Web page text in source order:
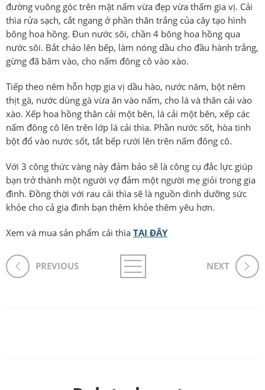
đường vuông góc trên mặt nấm vừa đẹp vừa thấm gia vị. Cải
thìa rửa sạch, cắt ngang ở phần thân trắng của cây tạo hình
bông hoa hồng. Đun nước sôi, chần 4 bông hoa hồng qua
nước sôi. Bắt chảo lên bếp, làm nóng dầu cho đầu hành trắng,
gừng đã băm vào, cho nấm đông cô vào xào.
Tiếp theo nêm hỗn hợp gia vị dầu hào, nước năm, bột nêm
thịt gà, nước dùng gà vừa ăn vào nấm, cho lá và thân cải vào
xào. Xếp hoa hồng thân cải một bên, lá cải một bên, xếp các
nấm đông cô lên trên lớp lá cải thìa. Phần nước sốt, hòa tinh
bột đổ vào nước sốt, tắt bếp rưới lên trên nấm đông cô.
Với 3 công thức vàng này đảm bảo sẽ là công cụ đắc lực giúp
bạn trở thành một người vợ đảm một người mẹ giỏi trong gia
đình. Đồng thời với rau cải thìa sẽ là nguồn dinh dưỡng sức
khỏe cho cả gia đình bạn thêm khỏe thêm yêu hơn.
Xem vá mua sản phẩm cải thìa TẠI ĐÂY
PREVIOUS NEXT